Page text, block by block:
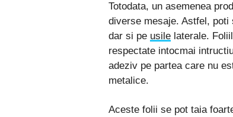
Totodata, un asemenea
diverse mesaje. Astfel, poti
dar si pe usilelaterale.
respectate intocmai
adeziv pe partea care nu
metalice.
Aceste folii se pot taia